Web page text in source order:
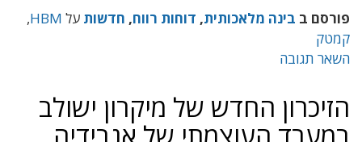
פורסם ב בינה מלאכותית, דוחות רווח, חדשות על HBM
,
קמטק
השאר תגובה
הזיכרון החדש של מיקרון ישולב
במעבד העוצמתי של אנבידיה